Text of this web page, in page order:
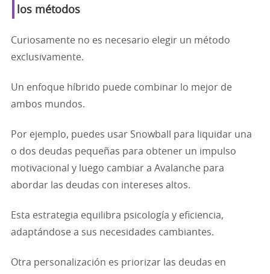
los métodos
Curiosamente no es necesario elegir un método
exclusivamente.
Un enfoque híbrido puede combinar lo mejor de
ambos mundos.
Por ejemplo, puedes usar Snowball para liquidar una
o dos deudas pequeñas para obtener un impulso
motivacional y luego cambiar a Avalanche para
abordar las deudas con intereses altos.
Esta estrategia equilibra psicología y eficiencia,
adaptándose a sus necesidades cambiantes.
Otra personalización es priorizar las deudas en